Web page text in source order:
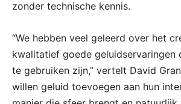
zonder technische kennis.
“We hebben veel geleerd over het
kwalitatief goede geluidservaringen
te gebruiken zijn,” vertelt David
willen geluid toevoegen aan hun